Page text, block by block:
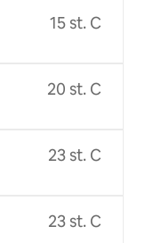
15 st. C
20 st. C
23 st. C
23 st. C